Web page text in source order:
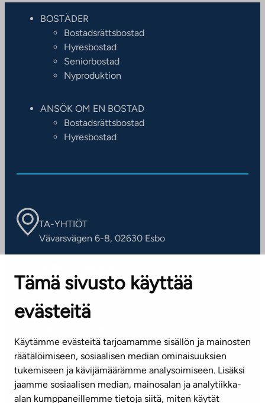
Tämä sivusto käyttää
evästeitä
Käytämme evästeitä tarjoamamme sisällön ja mainosten
räätälöimiseen, sosiaalisen median ominaisuuksien
tukemiseen ja kävijämäärämme analysoimiseen. Lisäksi
jaamme sosiaalisen median, mainosalan ja analytiikka-
alan kumppaneillemme tietoja siitä, miten käytät
BOSTÄDER
Bostadsrättsbostad
Hyresbostad
Seniorbostad
Nyproduktion
ANSÖK OM EN BOSTAD
Bostadsrättsbostad
Hyresbostad
TA-YHTIÖT
Vävarsvägen 6-8, 02630 Esbo
Kontaktinformation
KUNDSERVICE
(vardagar kl. 8–16)
info@ta.fi